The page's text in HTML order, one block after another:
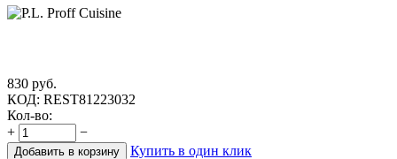
830 руб.
КОД: REST81223032
Кол-во:
+
−
Добавить в корзину
Купить в один клик